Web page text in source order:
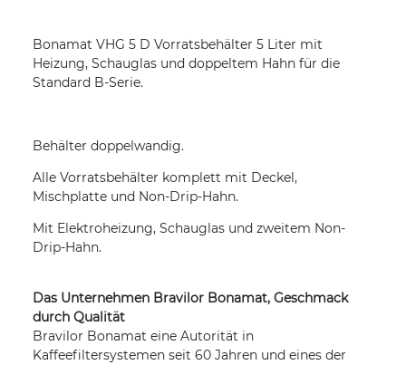
Bonamat VHG 5 D Vorratsbehälter 5 Liter mit
Heizung, Schauglas und doppeltem Hahn für die
Standard B-Serie.
Behälter doppelwandig.
Alle Vorratsbehälter komplett mit Deckel,
Mischplatte und Non-Drip-Hahn.
Mit Elektroheizung, Schauglas und zweitem Non-
Drip-Hahn.
Das Unternehmen Bravilor Bonamat, Geschmack
durch Qualität
Bravilor Bonamat eine Autorität in
Kaffeefiltersystemen seit 60 Jahren und eines der